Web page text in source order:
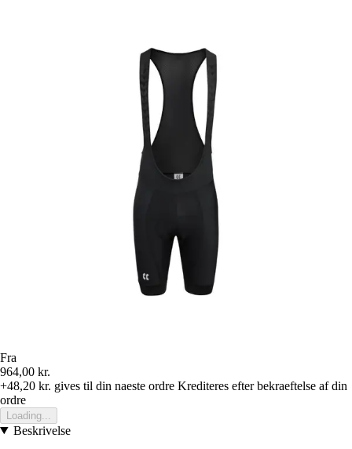
Fra
964,00 kr.
+48,20 kr. gives til din naeste ordre Krediteres efter bekraeftelse af din
ordre
Loading...
Beskrivelse